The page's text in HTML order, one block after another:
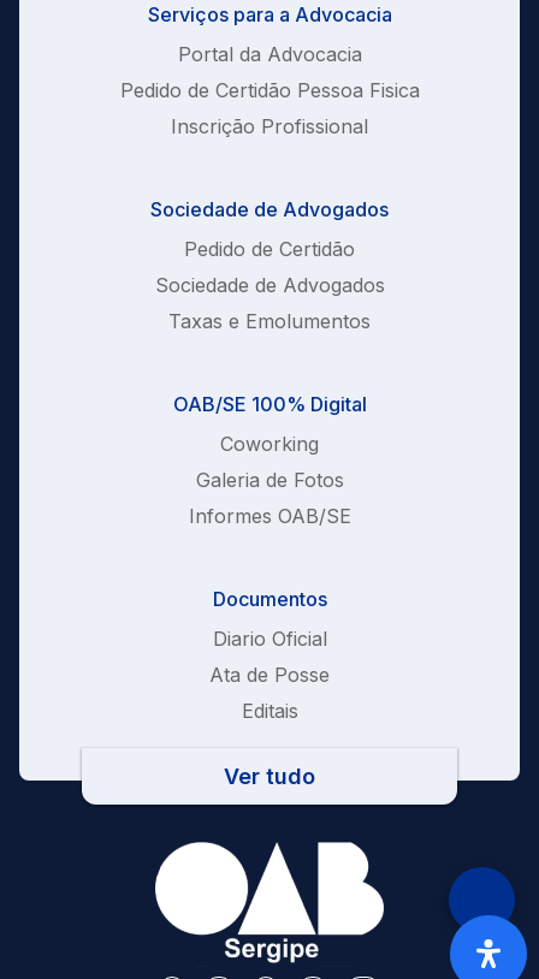
Serviços para a Advocacia
Portal da Advocacia
Pedido de Certidão Pessoa Fisica
Inscrição Profissional
Sociedade de Advogados
Pedido de Certidão
Sociedade de Advogados
Taxas e Emolumentos
OAB/SE 100% Digital
Coworking
Galeria de Fotos
Informes OAB/SE
Documentos
Diario Oficial
Ata de Posse
Editais
Ver tudo